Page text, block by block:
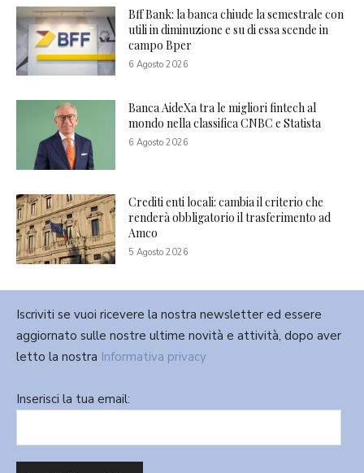
Bff Bank: la banca chiude la semestrale con
utili in diminuzione e su di essa scende in
campo Bper
6 Agosto 2026
Banca AideXa tra le migliori fintech al
mondo nella classifica CNBC e Statista
6 Agosto 2026
Crediti enti locali: cambia il criterio che
renderà obbligatorio il trasferimento ad
Amco
5 Agosto 2026
Iscriviti se vuoi ricevere la nostra newsletter ed essere
aggiornato sulle nostre ultime novità e attività, dopo aver
letto la nostra Informativa privacy
Inserisci la tua email: